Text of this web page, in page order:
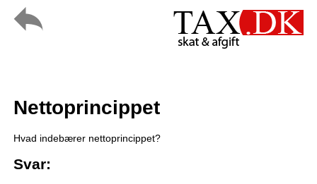
Nettoprincippet
Hvad indebærer nettoprincippet?
Svar: